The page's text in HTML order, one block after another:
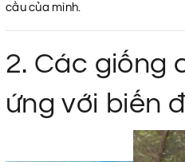
cầu của mình.
2. Các giống
ứng với biến